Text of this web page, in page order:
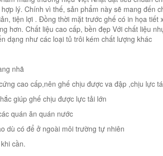
lý. Chính vì thế, sản phẩm này sẽ mang đến
tiện lợi . Đồng thời mặt trước ghế có in họa
hơn. Chất liệu cao cấp, bền đẹp Với chất liệu
dạng như các loại tủ trôi kém chất lượng khác
nhã
cao cấp,nên ghế chịu được va đập ,chịu lực
giúp ghế chịu được lực tải lớn
quán ăn quán nước
dù có để ở ngoài môi trường tự nhiên
cần.